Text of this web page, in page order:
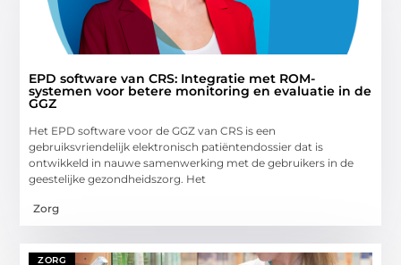
EPD software van CRS: Integratie met ROM-
systemen voor betere monitoring en evaluatie in de
GGZ
Het EPD software voor de GGZ van CRS is een
gebruiksvriendelijk elektronisch patiëntendossier dat is
ontwikkeld in nauwe samenwerking met de gebruikers in de
geestelijke gezondheidszorg. Het
Zorg
ZORG